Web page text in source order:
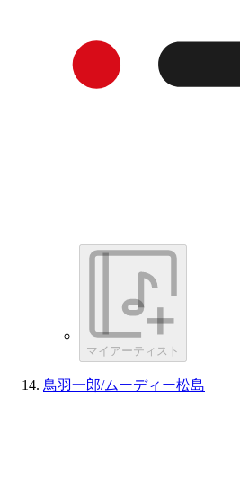
マイアーティスト
鳥羽一郎/ムーディー松島